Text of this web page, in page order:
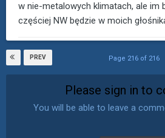
w nie-metalowych klimatach, ale im
częściej NW będzie w moich
PREV Page 216 of 216
Please sign in to
You will be able to leave a